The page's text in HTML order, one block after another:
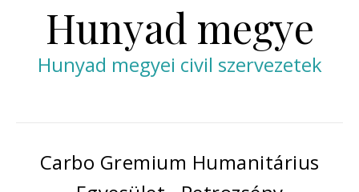
Hunyad megye
Hunyad megyei civil szervezetek
Carbo Gremium Humanitárius